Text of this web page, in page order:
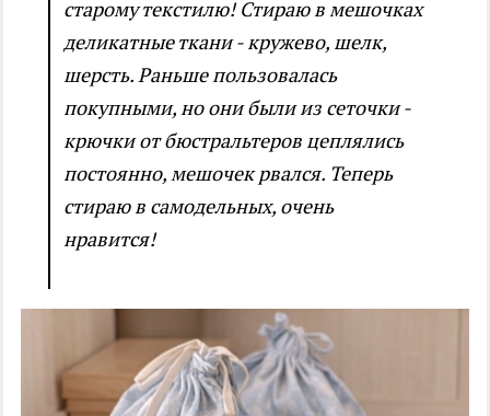
старому текстилю! Стираю в мешочках
деликатные ткани - кружево, шелк,
шерсть. Раньше пользовалась
покупными, но они были из сеточки -
крючки от бюстральтеров цеплялись
постоянно, мешочек рвался. Теперь
стираю в самодельных, очень
нравится!